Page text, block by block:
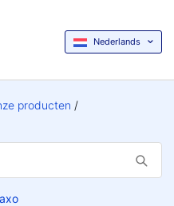
Nederlands
producten